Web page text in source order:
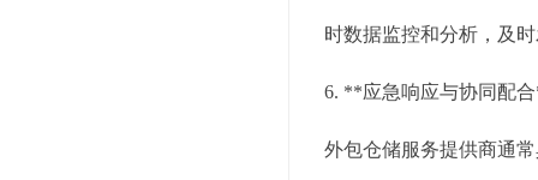
时数据监控和分析，及
6. **应急响应与协同配
外包仓储服务提供商通